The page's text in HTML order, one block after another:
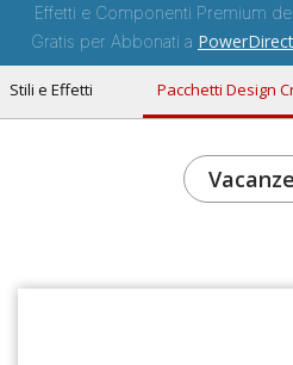
Effetti e Componenti Premium
Gratis per Abbonati a
Stili e Effetti Pacchetti Design
Vacanze